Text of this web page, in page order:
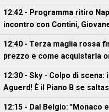
12:42 - Programma ritiro
incontro con Contini,
12:40 - Terza maglia rossa
prezzo e come acquistarla
12:30 - Sky - Colpo di
Aguerd! È il Piano B se
12:15 - Dal Belgio: "Monaco